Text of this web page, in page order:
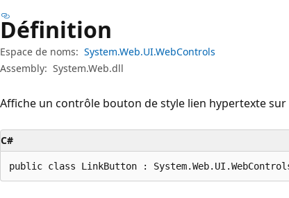
Définition
Espace de noms: System.Web.UI.WebControls
Assembly: System.Web.dll
Affiche un contrôle bouton de style lien hypertexte sur
C#
public class LinkButton :